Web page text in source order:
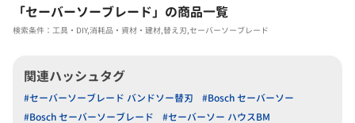
「セーバーソーブレード」 の商品一覧
検索条件：工具・DIY,消耗品・資材・建材,替え刃,セーバーソーブレード
関連ハッシュタグ
#セーバーソーブレード バンドソー替刃
#Bosch セーバーソー
#Bosch セーバーソーブレード
#セーバーソー ハウスBM